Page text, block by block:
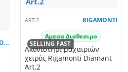
INNOVAGOODS SELLING FAST
ART.2 RIGAMONTI
Αμεσα Διαθεσιμο
Ακονιστήρι μαχαιριών
χειρός Rigamonti Diamant
Art.2